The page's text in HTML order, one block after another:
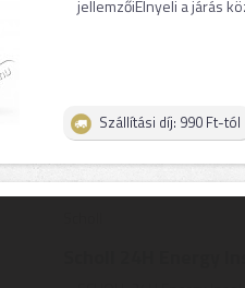
jellemzőiElnyeli a járás
Szállítási díj: 990 Ft-tól